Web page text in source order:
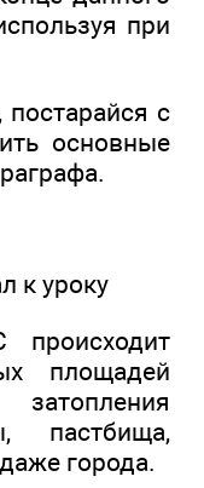
при
с
основные
к уроку
происходит
площадей
пастбища,
города.